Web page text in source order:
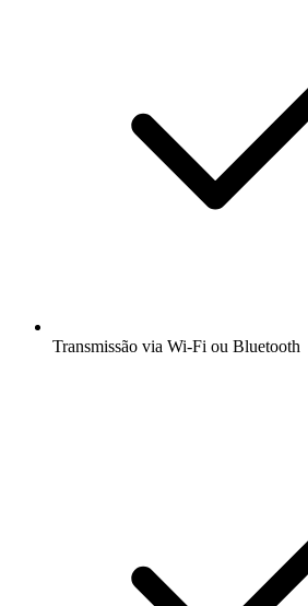
Transmissão via Wi-Fi ou Bluetooth